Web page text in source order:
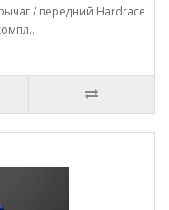
/ передний Hardrace